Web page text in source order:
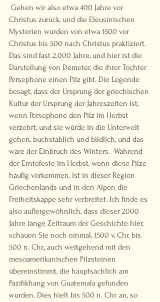
Christus zurück, und die Eleusinischen
Mysterien wurden von etwa 1500 vor
Christus bis 500 nach Christus praktiziert.
Das sind fast 2.000 Jahre, und hier ist die
Darstellung von Demeter, die ihrer Tochter
Persephone einen Pilz gibt. Die Legende
besagt, dass der Ursprung der griechischen
Kultur der Ursprung der Jahreszeiten ist,
wenn Persephone den Pilz im Herbst
verzehrt, und sie würde in die Unterwelt
gehen, buchstäblich und bildlich, und das
wäre der Einbruch des Winters.  Während
der Erntefeste im Herbst, wenn diese Pilze
häufig vorkommen, ist in dieser Region
Griechenlands und in den Alpen die
Freiheitskappe sehr verbreitet. Ich finde es
also außergewöhnlich, dass dieser 2000
Jahre lange Zeitraum der Geschichte hier,
schauen Sie noch einmal, 1500 v. Chr. bis
500 n. Chr., auch weitgehend mit den
mesoamerikanischen Pilzsteinen
übereinstimmt, die hauptsächlich am
Pazifikhang von Guatemala gefunden
wurden. Dies hielt bis 500 n. Chr. an, so